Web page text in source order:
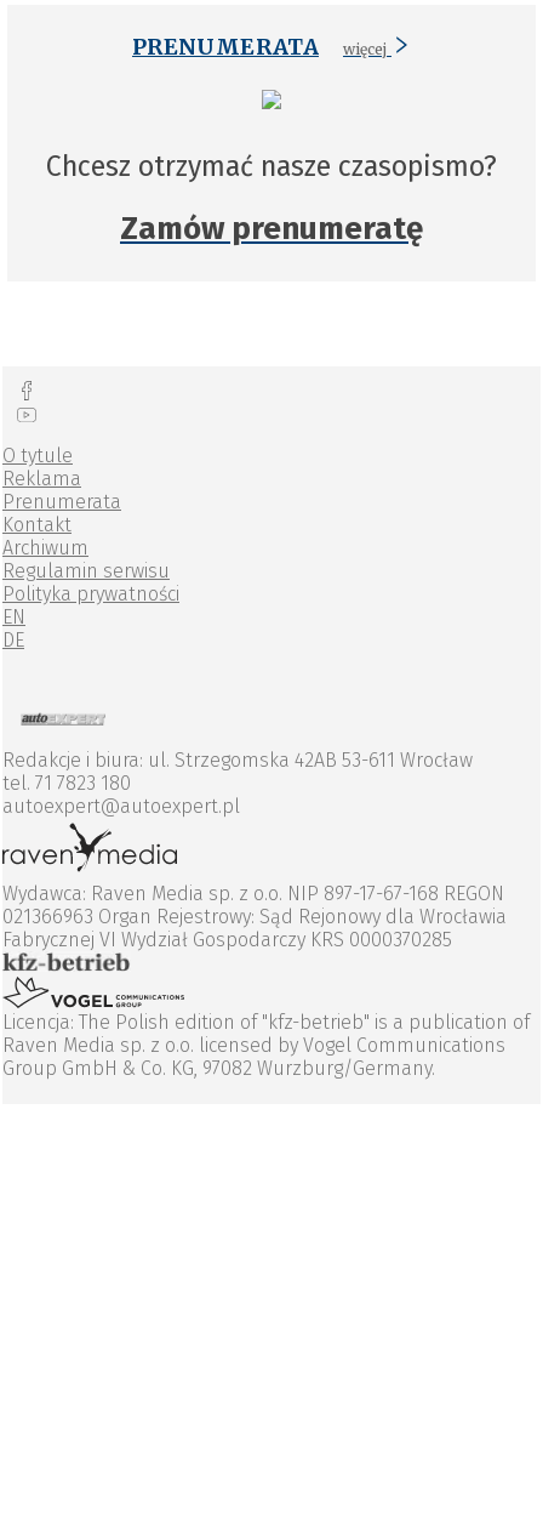
PRENUMERATA więcej
Chcesz otrzymać nasze czasopismo?
Zamów prenumeratę
O tytule
Reklama
Prenumerata
Kontakt
Archiwum
Regulamin serwisu
Polityka prywatności
EN
DE
Redakcje i biura: ul. Strzegomska 42AB 53-611 Wrocław
tel. 71 7823 180
autoexpert@autoexpert.pl
Wydawca: Raven Media sp. z o.o. NIP 897-17-67-168 REGON
021366963 Organ Rejestrowy: Sąd Rejonowy dla Wrocławia
Fabrycznej VI Wydział Gospodarczy KRS 0000370285
Licencja: The Polish edition of "kfz-betrieb" is a publication of
Raven Media sp. z o.o. licensed by Vogel Communications
Group GmbH & Co. KG, 97082 Wurzburg/Germany.